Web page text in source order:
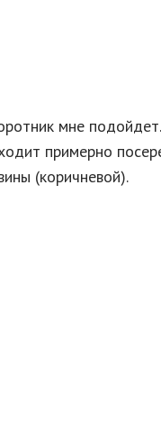
мне
примерно
(коричневой).